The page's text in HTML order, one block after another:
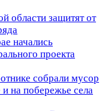
области защитят от
начались
проекта
собрали мусор
на побережье села